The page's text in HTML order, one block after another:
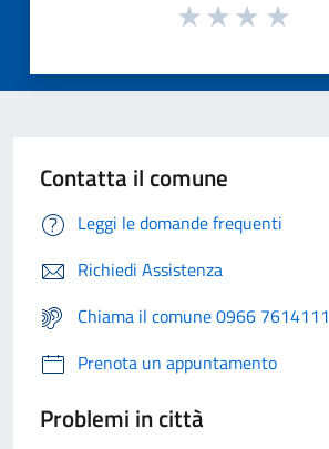
Contatta il comune
Leggi le domande frequenti
Richiedi Assistenza
Chiama il comune 0966 7614111
Prenota un appuntamento
Problemi in città